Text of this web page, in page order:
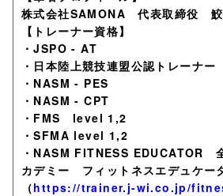
株式会社SAMONA 代表取締役 鮫
【トレーナー資格】
・JSPO - AT
・日本陸上競技連盟公認トレーナー
・NASM - PES
・NASM - CPT
・FMS level 1,2
・SFMA level 1,2
・NASM FITNESS EDUCATOR
カデミー フィットネスエデュケー
（https://trainer.j-wi.co.jp/